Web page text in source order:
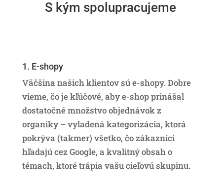
S kým spolupracujeme
1. E-shopy
Väčšina našich klientov sú e-shopy. Dobre
vieme, čo je kľúčové, aby e-shop prinášal
dostatočné množstvo objednávok z
organiky – vyladená kategorizácia, ktorá
pokrýva (takmer) všetko, čo zákazníci
hľadajú cez Google, a kvalitný obsah o
témach, ktoré trápia vašu cieľovú skupinu.